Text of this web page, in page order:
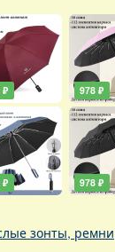
₽
₽
978 ₽
978 ₽
зонты,